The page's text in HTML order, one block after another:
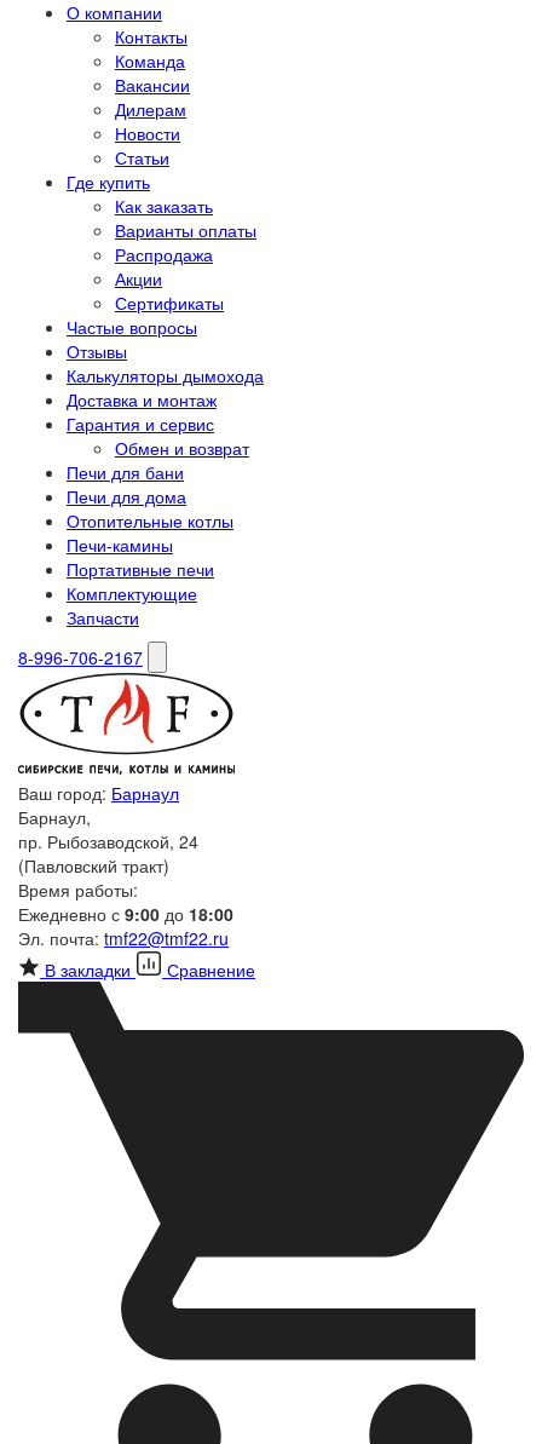
О компании
Контакты
Команда
Вакансии
Дилерам
Новости
Статьи
Где купить
Как заказать
Варианты оплаты
Распродажа
Акции
Сертификаты
Частые вопросы
Отзывы
Калькуляторы дымохода
Доставка и монтаж
Гарантия и сервис
Обмен и возврат
Печи для бани
Печи для дома
Отопительные котлы
Печи-камины
Портативные печи
Комплектующие
Запчасти
8-996-706-2167
Ваш город: Барнаул
Барнаул,
пр. Рыбозаводской, 24
(Павловский тракт)
Время работы:
Ежедневно с 9:00 до 18:00
Эл. почта: tmf22@tmf22.ru
В закладки
Сравнение